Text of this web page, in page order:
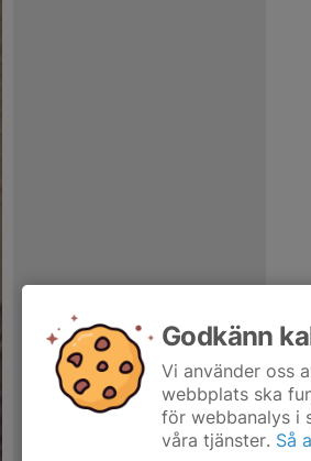
Godkänn
Vi använder oss
webbplats ska
för webbanalys i
våra tjänster. Så